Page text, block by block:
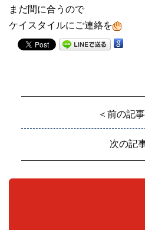
まだ間に合うので
ケイスタイルにご連絡を
＜前の記
次の記